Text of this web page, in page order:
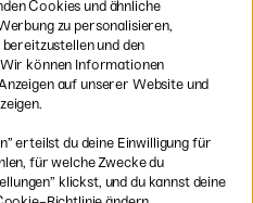
Frankreich
Irland
Niederlande
UK
EU
gelten für sperrige Produkte.
Cookies und ähnliche
zu personalisieren,
und den
können Informationen
auf unserer Website und
erteilst du deine Einwilligung für
für welche Zwecke du
klickst, und du kannst deine